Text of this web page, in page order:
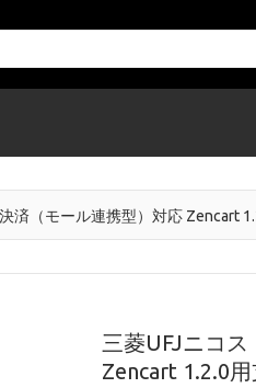
済（モール連携型）対応 Zencart
三菱UFJニコ
Zencart 1.2.0